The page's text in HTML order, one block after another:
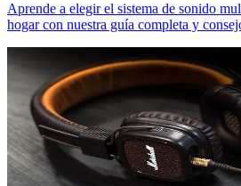
Aprende a elegir el sistema de sonido
hogar con nuestra guía completa y